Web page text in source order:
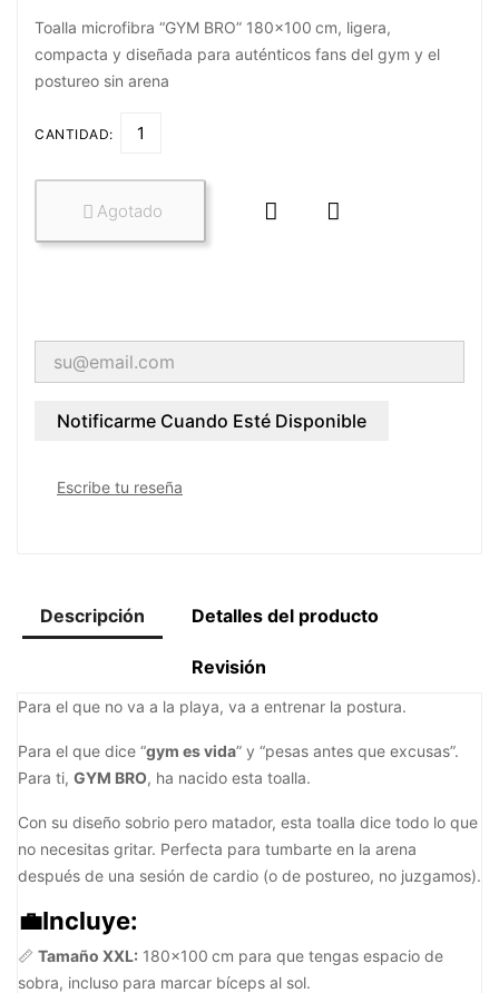
Toalla microfibra “GYM BRO” 180x100 cm, ligera,
compacta y diseñada para auténticos fans del gym y el
postureo sin arena
CANTIDAD:
 Agotado  
Notificarme Cuando Esté Disponible
Escribe tu reseña
Descripción Detalles del producto
Revisión
Para el que no va a la playa, va a entrenar la postura.
Para el que dice “gym es vida” y “pesas antes que excusas”.
Para ti, GYM BRO, ha nacido esta toalla.
Con su diseño sobrio pero matador, esta toalla dice todo lo que
no necesitas gritar. Perfecta para tumbarte en la arena
después de una sesión de cardio (o de postureo, no juzgamos).
💼Incluye:
📏 Tamaño XXL: 180x100 cm para que tengas espacio de
sobra, incluso para marcar bíceps al sol.